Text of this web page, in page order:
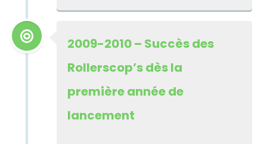
2009-2010 – Succès des
Rollerscop’s dès la
première année de
lancement